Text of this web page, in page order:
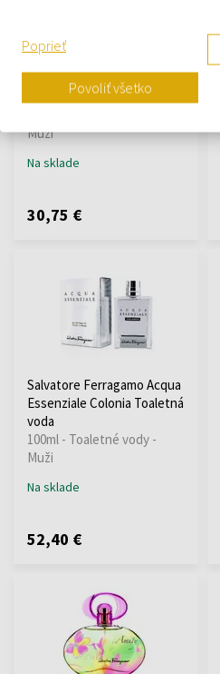
Salvatore Ferragamo Attimo
Black Musk pour Homme
Toaletná voda
Muži
Na sklade
30,75 €
Salvatore Ferragamo Acqua
Essenziale Colonia Toaletná
voda
100ml - Toaletné vody -
Muži
Na sklade
52,40 €
Poprieť
Povoliť všetko